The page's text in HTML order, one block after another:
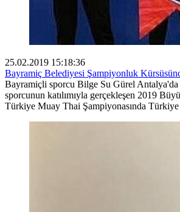
25.02.2019 15:18:36
Bayramiç Belediyesi Şampiyonluk
Bayramiçli sporcu Bilge Su Gürel Antalya'da
sporcunun katılımıyla gerçekleşen 2019
Türkiye Muay Thai Şampiyonasında